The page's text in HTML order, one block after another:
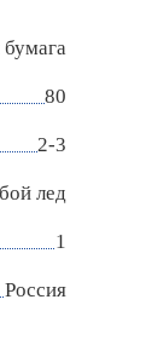
бумага
80
2-3
лед
1
Россия